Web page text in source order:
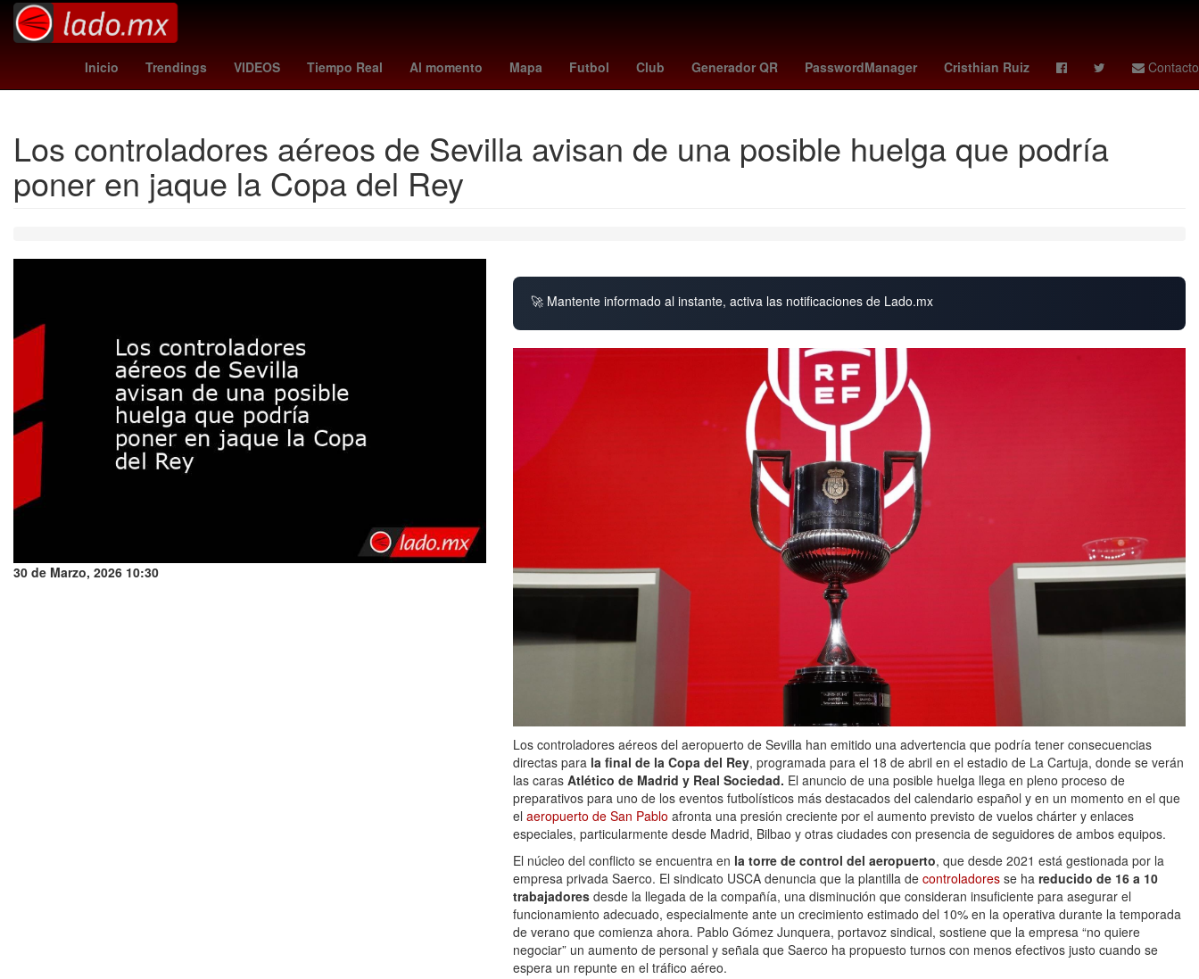
Inicio Trendings VIDEOS Tiempo Real Al momento Mapa Futbol Club Generador QR PasswordManager Cristhian Ruiz Contacto
Harley Quinn Virus 27 de marzo Malasia Rosario toluca vs santos Germán Berterame atlas vs pachuca femenil Rogelio Funes Mori España
Los controladores aéreos de Sevilla avisan de una posible huelga que podría
poner en jaque la Copa del Rey
30 de Marzo, 2026 10:30
🚀 Mantente informado al instante, activa las notificaciones de Lado.mx
Los controladores aéreos del aeropuerto de Sevilla han emitido una advertencia que podría tener consecuencias
directas para la final de la Copa del Rey, programada para el 18 de abril en el estadio de La Cartuja, donde se verán
las caras Atlético de Madrid y Real Sociedad. El anuncio de una posible huelga llega en pleno proceso de
preparativos para uno de los eventos futbolísticos más destacados del calendario español y en un momento en el que
el aeropuerto de San Pablo afronta una presión creciente por el aumento previsto de vuelos chárter y enlaces
especiales, particularmente desde Madrid, Bilbao y otras ciudades con presencia de seguidores de ambos equipos.
El núcleo del conflicto se encuentra en la torre de control del aeropuerto, que desde 2021 está gestionada por la
empresa privada Saerco. El sindicato USCA denuncia que la plantilla de controladores se ha reducido de 16 a 10
trabajadores desde la llegada de la compañía, una disminución que consideran insuficiente para asegurar el
funcionamiento adecuado, especialmente ante un crecimiento estimado del 10% en la operativa durante la temporada
de verano que comienza ahora. Pablo Gómez Junquera, portavoz sindical, sostiene que la empresa “no quiere
negociar” un aumento de personal y señala que Saerco ha propuesto turnos con menos efectivos justo cuando se
espera un repunte en el tráfico aéreo.